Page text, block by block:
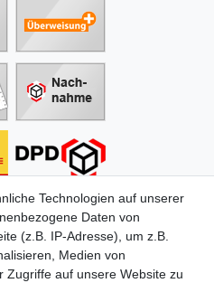
Technologien auf unserer
Daten von
(z.B. IP-Adresse), um z.B.
Medien von
Zugriffe auf unsere Website zu